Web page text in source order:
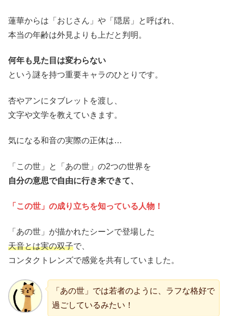
蓮華からは「おじさん」や「隠居」と呼ばれ、
本当の年齢は外見よりも上だと判明。
何年も見た目は変わらない
という謎を持つ重要キャラのひとりです。
杏やアンにタブレットを渡し、
文字や文学を教えていきます。
気になる和音の実際の正体は…
「この世」と「あの世」の2つの世界を
自分の意思で自由に行き来できて、
「この世」の成り立ちを知っている人物！
「あの世」が描かれたシーンで登場した
天音とは実の双子で、
コンタクトレンズで感覚を共有していました。
「あの世」では若者のように、ラフな格好で
過ごしているみたい！